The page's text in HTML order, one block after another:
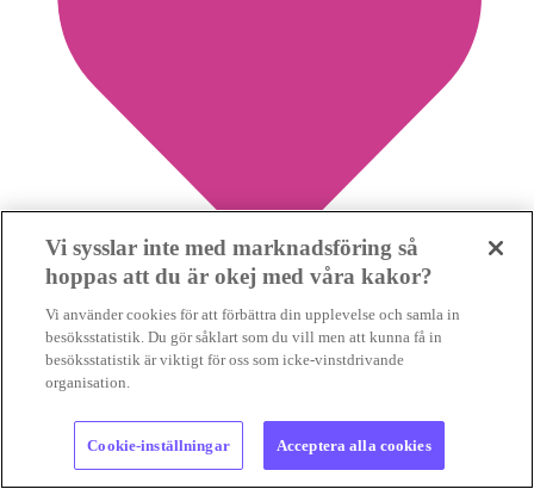
Spara nyhet
Vi sysslar inte med marknadsföring så
hoppas att du är okej med våra kakor?
Vi använder cookies för att förbättra din upplevelse och samla in
besöksstatistik. Du gör såklart som du vill men att kunna få in
besöksstatistik är viktigt för oss som icke-vinstdrivande
organisation.
Cookie-inställningar Acceptera alla cookies